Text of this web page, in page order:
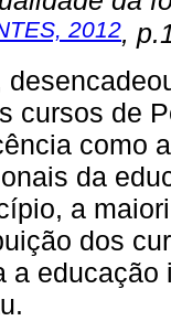
2012,
cursos de
como
da
a
dos
a